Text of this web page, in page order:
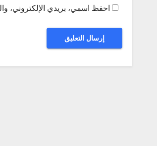
احفظ اسمي، بريدي الإلكتروني،